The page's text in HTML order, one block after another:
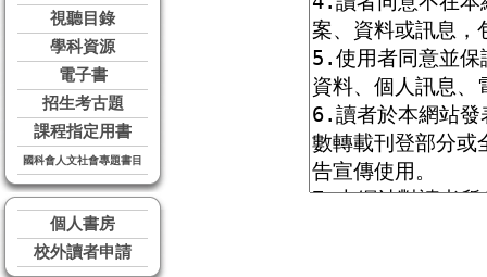
視聽目錄
學科資源
電子書
招生考古題
課程指定用書
國科會人文社會專題書目
個人書房
校外讀者申請